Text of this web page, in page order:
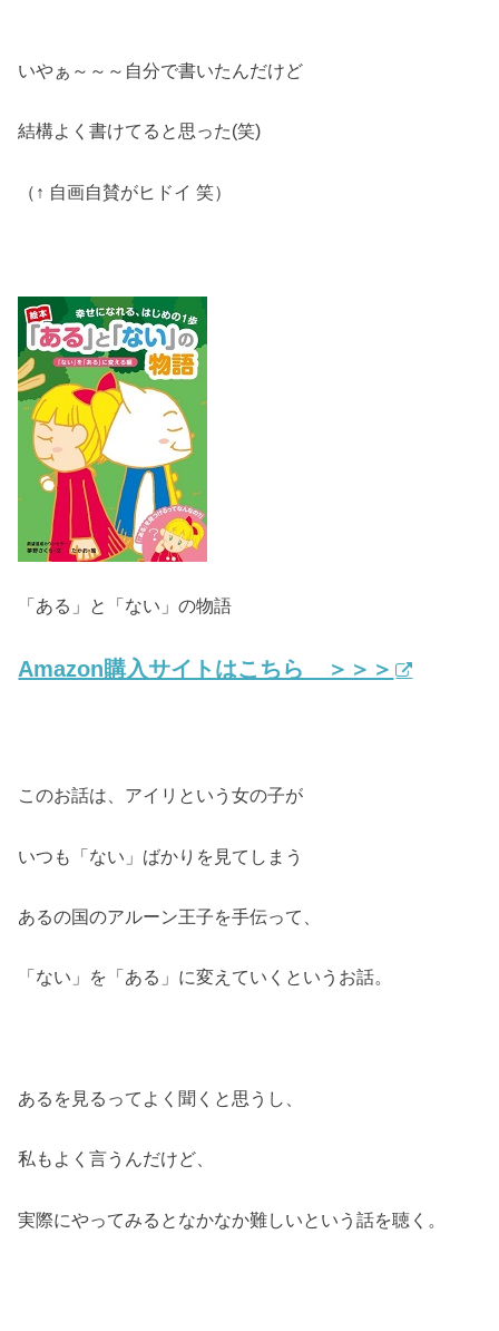
いやぁ～～～自分で書いたんだけど
結構よく書けてると思った(笑)
（↑ 自画自賛がヒドイ 笑）
「ある」と「ない」の物語
Amazon購入サイトはこちら ＞＞＞
このお話は、アイリという女の子が
いつも「ない」ばかりを見てしまう
あるの国のアルーン王子を手伝って、
「ない」を「ある」に変えていくというお話。
あるを見るってよく聞くと思うし、
私もよく言うんだけど、
実際にやってみるとなかなか難しいという話を聴く。